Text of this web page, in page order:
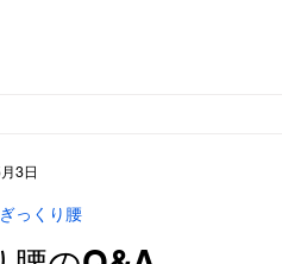
っくり腰
3日